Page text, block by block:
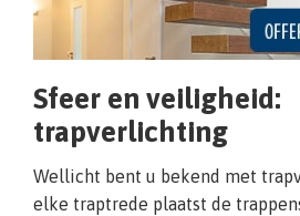
Sfeer en veiligheid:
trapverlichting
Wellicht bent u bekend met
elke traptrede plaatst de